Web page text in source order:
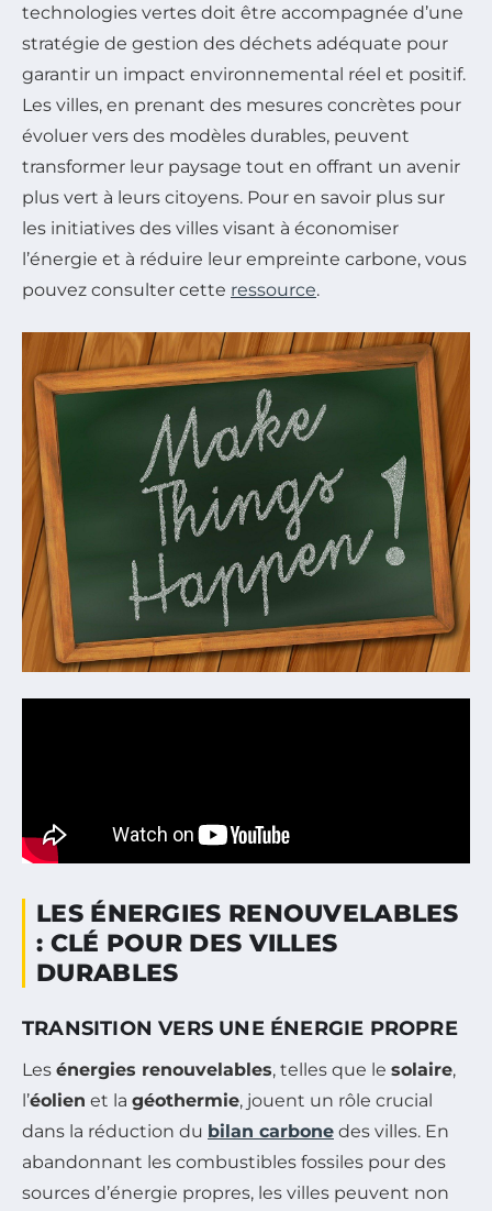
technologies vertes doit être accompagnée d’une
stratégie de gestion des déchets adéquate pour
garantir un impact environnemental réel et positif.
Les villes, en prenant des mesures concrètes pour
évoluer vers des modèles durables, peuvent
transformer leur paysage tout en offrant un avenir
plus vert à leurs citoyens. Pour en savoir plus sur
les initiatives des villes visant à économiser
l’énergie et à réduire leur empreinte carbone, vous
pouvez consulter cette ressource.
LES ÉNERGIES RENOUVELABLES
: CLÉ POUR DES VILLES
DURABLES
TRANSITION VERS UNE ÉNERGIE PROPRE
Les énergies renouvelables, telles que le solaire,
l’éolien et la géothermie, jouent un rôle crucial
dans la réduction du bilan carbone des villes. En
abandonnant les combustibles fossiles pour des
sources d’énergie propres, les villes peuvent non